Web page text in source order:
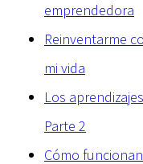
emprendedora
Reinventarme
mi vida
Los
Parte 2
Cómo